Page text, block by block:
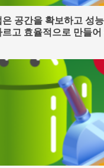
공간을 확보하고 성
고 효율적으로 만들